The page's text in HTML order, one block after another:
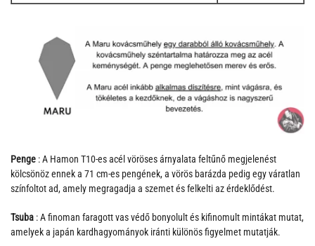
Penge : A Hamon T10-es acél vöröses árnyalata feltűnő megjelenést
kölcsönöz ennek a 71 cm-es pengének, a vörös barázda pedig egy váratlan
színfoltot ad, amely megragadja a szemet és felkelti az érdeklődést.
Tsuba : A finoman faragott vas védő bonyolult és kifinomult mintákat mutat,
amelyek a japán kardhagyományok iránti különös figyelmet mutatják.